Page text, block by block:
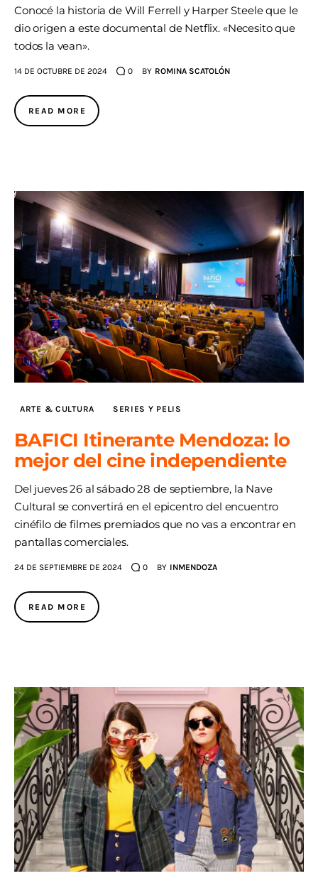
Conocé la historia de Will Ferrell y Harper Steele que le
dio origen a este documental de Netflix. «Necesito que
todos la vean».
14 DE OCTUBRE DE 2024 0 BY ROMINA SCATOLÓN
READ MORE
ARTE & CULTURA SERIES Y PELIS
BAFICI Itinerante Mendoza: lo
mejor del cine independiente
Del jueves 26 al sábado 28 de septiembre, la Nave
Cultural se convertirá en el epicentro del encuentro
cinéfilo de filmes premiados que no vas a encontrar en
pantallas comerciales.
24 DE SEPTIEMBRE DE 2024 0 BY INMENDOZA
READ MORE